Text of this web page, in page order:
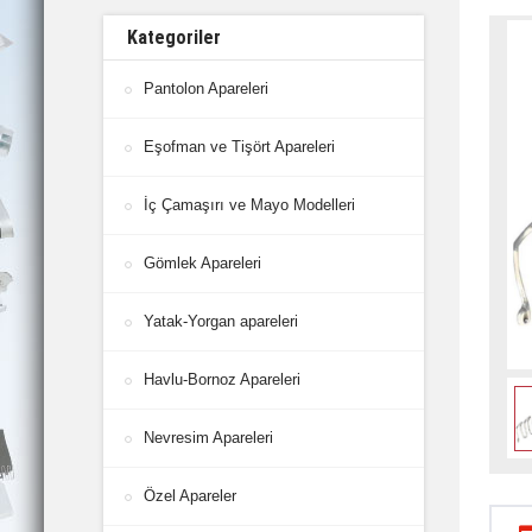
Kategoriler
Pantolon Apareleri
Eşofman ve Tişört Apareleri
İç Çamaşırı ve Mayo Modelleri
Gömlek Apareleri
Yatak-Yorgan apareleri
Havlu-Bornoz Apareleri
Nevresim Apareleri
Özel Apareler